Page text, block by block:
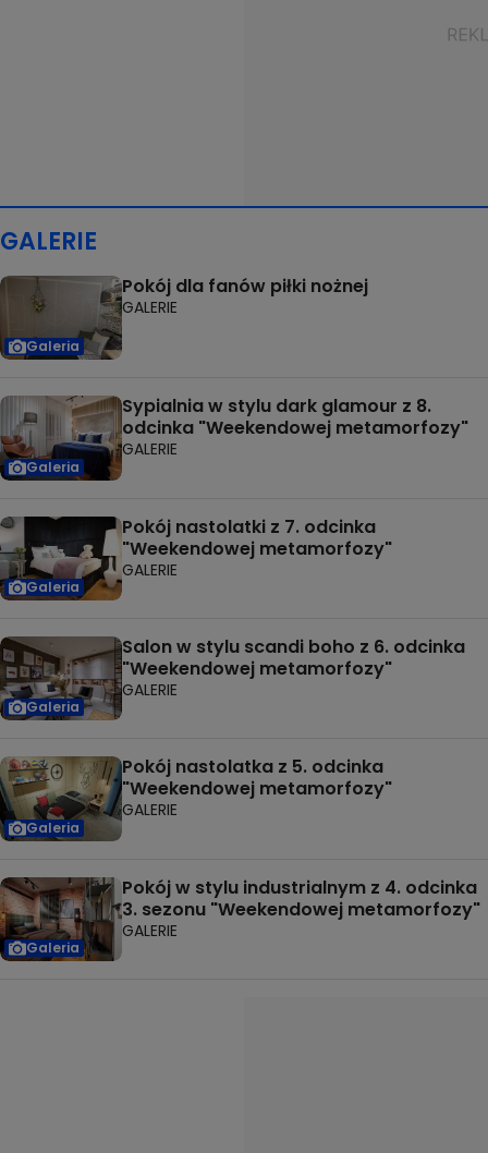
GALERIE
Galeria
Pokój dla fanów piłki nożnej
GALERIE
Galeria
Sypialnia w stylu dark glamour z 8.
odcinka "Weekendowej metamorfozy"
GALERIE
Galeria
Pokój nastolatki z 7. odcinka
"Weekendowej metamorfozy"
GALERIE
Galeria
Salon w stylu scandi boho z 6. odcinka
"Weekendowej metamorfozy"
GALERIE
Galeria
Pokój nastolatka z 5. odcinka
"Weekendowej metamorfozy"
GALERIE
Galeria
Pokój w stylu industrialnym z 4. odcinka
3. sezonu "Weekendowej metamorfozy"
GALERIE